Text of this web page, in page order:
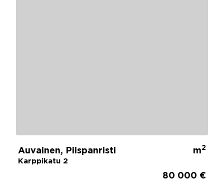
Auvainen, Piispanristi
Karppikatu 2
m2
80 000 €